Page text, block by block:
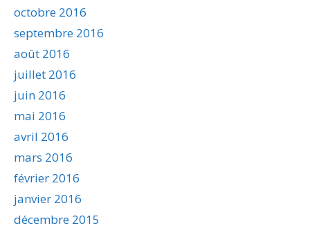
octobre 2016
septembre 2016
août 2016
juillet 2016
juin 2016
mai 2016
avril 2016
mars 2016
février 2016
janvier 2016
décembre 2015